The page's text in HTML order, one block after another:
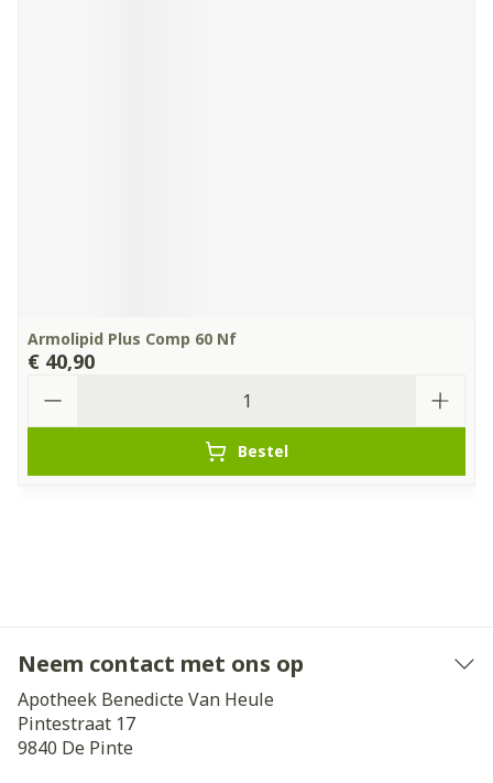
Armolipid Plus Comp 60 Nf
€ 40,90
Bestel
Neem contact met ons op
Apotheek Benedicte Van Heule
Pintestraat 17
9840 De Pinte